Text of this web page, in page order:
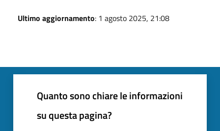
Ultimo aggiornamento: 1 agosto 2025, 21:08
Quanto sono chiare le informazioni
su questa pagina?